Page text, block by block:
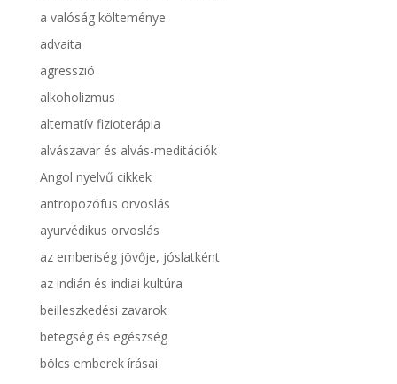
a valóság költeménye
advaita
agresszió
alkoholizmus
alternatív fizioterápia
alvászavar és alvás-meditációk
Angol nyelvű cikkek
antropozófus orvoslás
ayurvédikus orvoslás
az emberiség jövője, jóslatként
az indián és indiai kultúra
beilleszkedési zavarok
betegség és egészség
bölcs emberek írásai